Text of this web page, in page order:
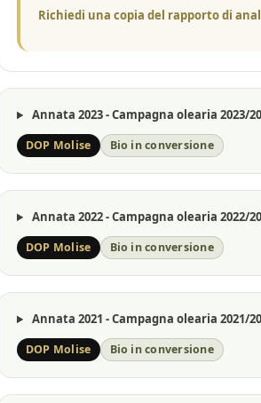
Richiedi una copia del rapporto di
Annata 2023 - Campagna olearia 2023/
DOP Molise Bio in conversione
Annata 2022 - Campagna olearia 2022/
DOP Molise Bio in conversione
Annata 2021 - Campagna olearia 2021/
DOP Molise Bio in conversione